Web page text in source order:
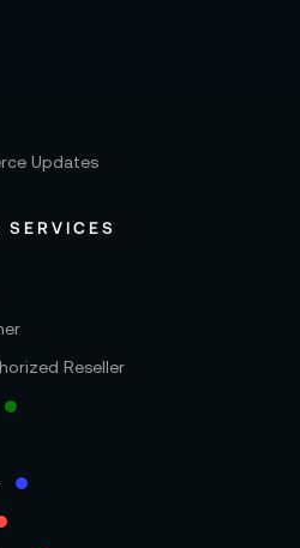
Updates
Reseller